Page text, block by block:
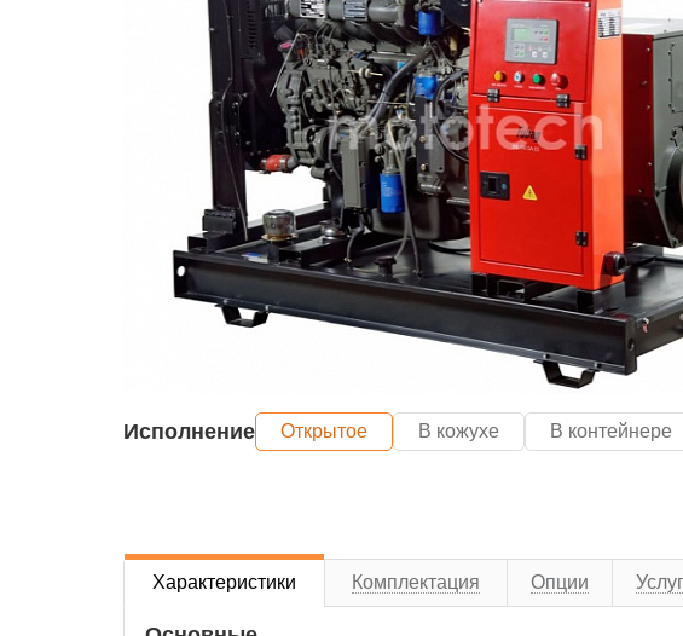
Исполнение Открытое В кожухе В контейнере
Характеристики Комплектация Опции